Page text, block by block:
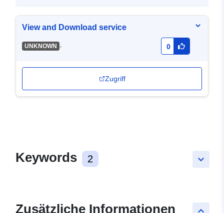
View and Download service
UNKNOWN - 0
Zugriff
keyboard_arrow_down
Keywords 2
Zusätzliche Informationen